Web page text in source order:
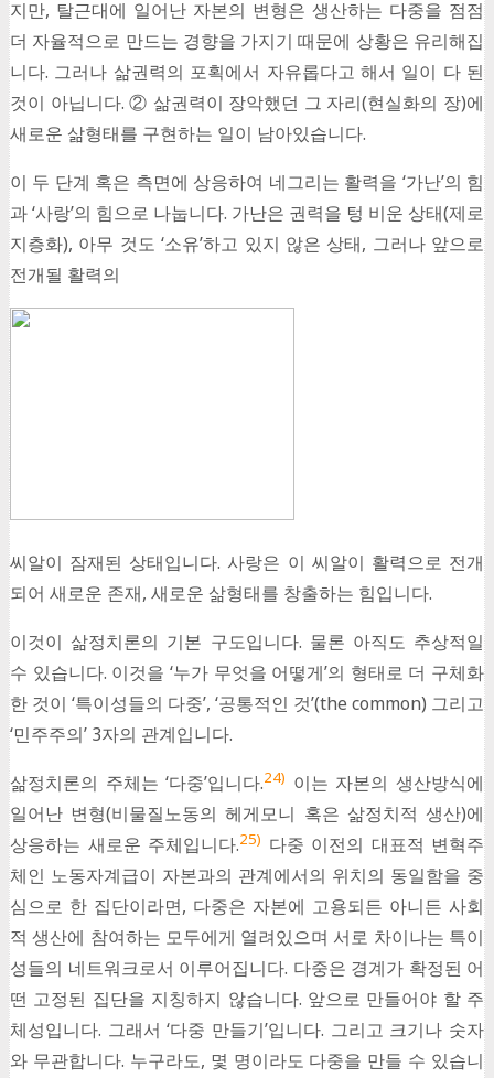
지만, 탈근대에 일어난 자본의 변형은 생산하는 다중을 점점
더 자율적으로 만드는 경향을 가지기 때문에 상황은 유리해집
니다. 그러나 삶권력의 포획에서 자유롭다고 해서 일이 다 된
것이 아닙니다. ② 삶권력이 장악했던 그 자리(현실화의 장)에
새로운 삶형태를 구현하는 일이 남아있습니다.
이 두 단계 혹은 측면에 상응하여 네그리는 활력을 ‘가난’의 힘
과 ‘사랑’의 힘으로 나눕니다. 가난은 권력을 텅 비운 상태(제로
지층화), 아무 것도 ‘소유’하고 있지 않은 상태, 그러나 앞으로
전개될 활력의
씨알이 잠재된 상태입니다. 사랑은 이 씨알이 활력으로 전개
되어 새로운 존재, 새로운 삶형태를 창출하는 힘입니다.
이것이 삶정치론의 기본 구도입니다. 물론 아직도 추상적일
수 있습니다. 이것을 ‘누가 무엇을 어떻게’의 형태로 더 구체화
한 것이 ‘특이성들의 다중’, ‘공통적인 것’(the common) 그리고
‘민주주의’ 3자의 관계입니다.
삶정치론의 주체는 ‘다중’입니다.24) 이는 자본의 생산방식에
일어난 변형(비물질노동의 헤게모니 혹은 삶정치적 생산)에
상응하는 새로운 주체입니다.25) 다중 이전의 대표적 변혁주
체인 노동자계급이 자본과의 관계에서의 위치의 동일함을 중
심으로 한 집단이라면, 다중은 자본에 고용되든 아니든 사회
적 생산에 참여하는 모두에게 열려있으며 서로 차이나는 특이
성들의 네트워크로서 이루어집니다. 다중은 경계가 확정된 어
떤 고정된 집단을 지칭하지 않습니다. 앞으로 만들어야 할 주
체성입니다. 그래서 ‘다중 만들기’입니다. 그리고 크기나 숫자
와 무관합니다. 누구라도, 몇 명이라도 다중을 만들 수 있습니